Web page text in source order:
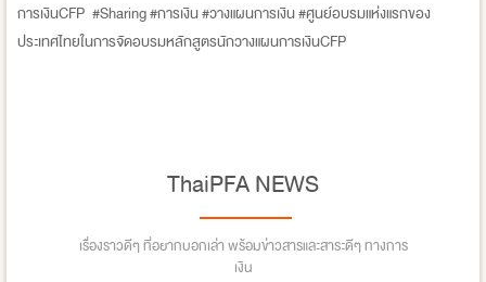
การเงินCFP #Sharing #การเงิน #วางแผนการเงิน #ศูนย์อบรมแห่งแรกของ
ประเทศไทยในการจัดอบรมหลักสูตรนักวางแผนการเงินCFP
ThaiPFA NEWS
เรื่องราวดีๆ ที่อยากบอกเล่า พร้อมข่าวสารและสาระดีๆ ทางการ
เงิน